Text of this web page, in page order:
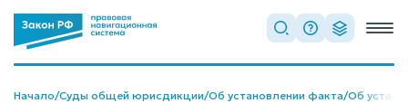
Начало/Суды общей юрисдикции/Об установлении факта/Об